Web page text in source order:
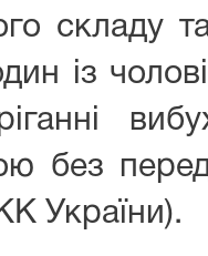
складу
із
без
України).